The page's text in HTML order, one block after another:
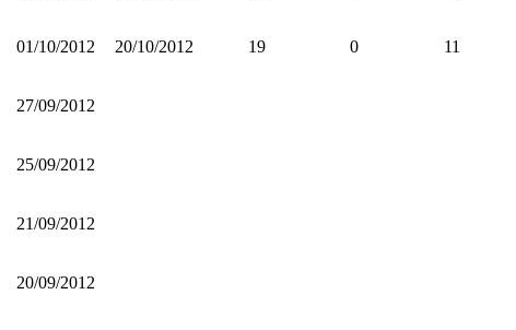
01/10/2012 20/10/2012 19 0 11
27/09/2012
25/09/2012
21/09/2012
20/09/2012